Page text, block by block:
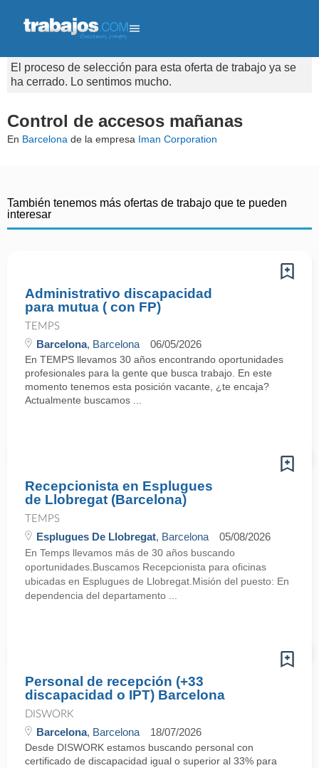
El proceso de selección para esta oferta de trabajo ya se
ha cerrado. Lo sentimos mucho.
Control de accesos mañanas
En Barcelona de la empresa Iman Corporation
También tenemos más ofertas de trabajo que te pueden
interesar
Administrativo discapacidad
para mutua ( con FP)
TEMPS
Barcelona, Barcelona 06/05/2026
En TEMPS llevamos 30 años encontrando oportunidades
profesionales para la gente que busca trabajo. En este
momento tenemos esta posición vacante, ¿te encaja?
Actualmente buscamos ...
Recepcionista en Esplugues
de Llobregat (Barcelona)
TEMPS
Esplugues De Llobregat, Barcelona 05/08/2026
En Temps llevamos más de 30 años buscando
oportunidades.Buscamos Recepcionista para oficinas
ubicadas en Esplugues de Llobregat.Misión del puesto: En
dependencia del departamento ...
Personal de recepción (+33
discapacidad o IPT) Barcelona
DISWORK
Barcelona, Barcelona 18/07/2026
Desde DISWORK estamos buscando personal con
certificado de discapacidad igual o superior al 33% para